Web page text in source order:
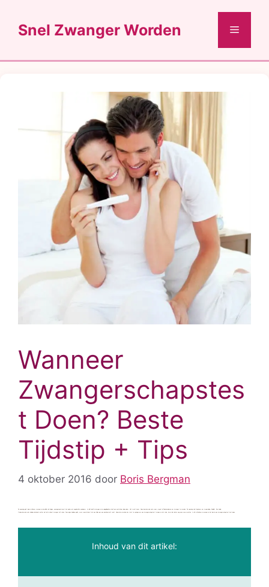
naarSnel Zwanger Worden Menu
Wanneer
Zwangerschapstes
t Doen? Beste
Tijdstip + Tips
4 oktober 2016 door Boris Bergman
De spanning giert door je lichaam wanneer je de pil links laat liggen, onaangeroerd naast het pakje met ongebruikte condooms. Je kijkt jezelf in de ogen via je spiegelbeeld en haalt een aantal keer diep adem. Het is echt zover. Geen beschermde seks meer; je gaat officieel proberen om zwanger te worden. De spanning slaat langzaam om in opwinding. Eindelijk… Een kindje.
Onbeschermde seks hebben betekent echter niet dat je direct zwanger zult raken. Sommigen hebben geluk, maar meestal duurt het een tijdje voor een eicel bevrucht raakt. Hoewel je misschien dus staat te springen om een zwangerschapstest te doen na het vrijen, kan je hier beter nog even mee wachten. In dit artikel lees je wanneer je het beste een zwangerschapstest kunt doen.
Inhoud van dit artikel: